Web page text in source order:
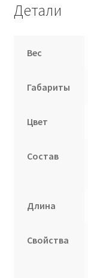
Детали
Вес
Габариты
Цвет
Состав
Длина
Свойства